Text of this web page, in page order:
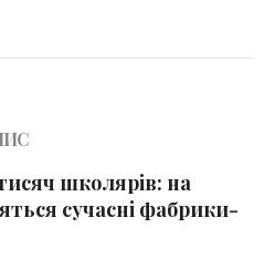
школярів: на
сучасні фабрики-